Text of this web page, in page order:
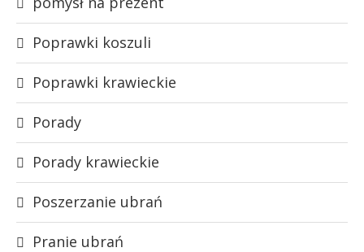
Poprawki koszuli
Poprawki krawieckie
Porady
Porady krawieckie
Poszerzanie ubrań
Pranie ubrań